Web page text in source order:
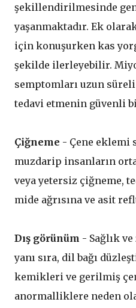
şekillendirilmesinde
yaşanmaktadır. Ek
için konuşurken kas
şekilde ilerleyebilir.
semptomları uzun
tedavi etmenin güvenli
Çiğneme - Çene eklemi
muzdarip insanların
veya yetersiz çiğneme,
mide ağrısına ve asit
Dış görünüm - Sağlık
yanı sıra, dil bağı
kemikleri ve gerilmiş
anormalliklere neden